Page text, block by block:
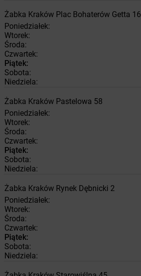
Żabka Kraków Plac Bohaterów Getta 16
Poniedziałek:
Wtorek:
Środa:
Czwartek:
Piątek:
Sobota:
Niedziela:
Żabka Kraków Pastelowa 58
Poniedziałek:
Wtorek:
Środa:
Czwartek:
Piątek:
Sobota:
Niedziela:
Żabka Kraków Rynek Dębnicki 2
Poniedziałek:
Wtorek:
Środa:
Czwartek:
Piątek:
Sobota:
Niedziela: